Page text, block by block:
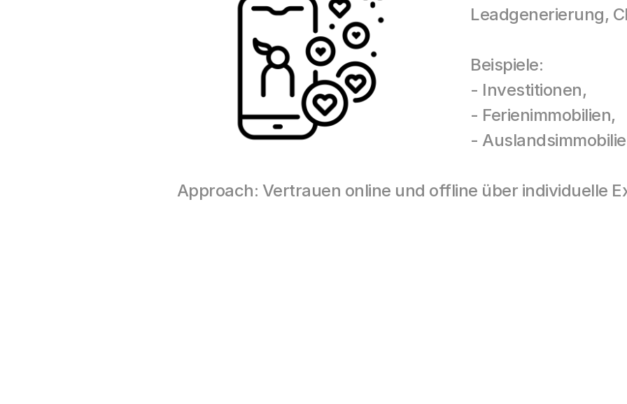
Leadgenerierung,
Beispiele:
- Investitionen,
- Ferienimmobilien,
-
Approach: Vertrauen online und offline über individuelle